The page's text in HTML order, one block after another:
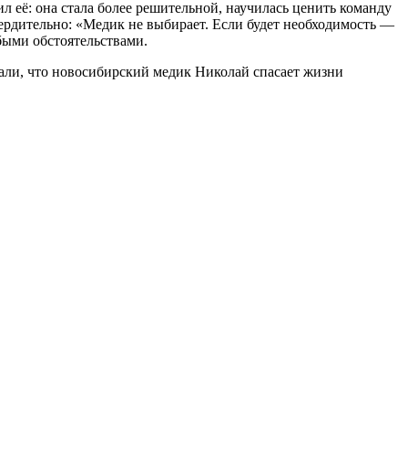
она стала более решительной, научилась ценить команду
«Медик не выбирает. Если будет необходимость —
обстоятельствами.
что новосибирский медик Николай спасает жизни